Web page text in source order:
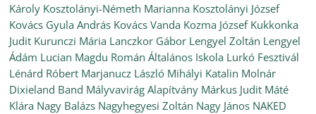
Károly Kosztolányi-Németh Marianna Kosztolányi József
Kovács Gyula András Kovács Vanda Kozma József Kukkonka
Judit Kurunczi Mária Lanczkor Gábor Lengyel Zoltán Lengyel
Ádám Lucian Magdu Román Általános Iskola Lurkó Fesztivál
Lénárd Róbert Marjanucz László Mihályi Katalin Molnár
Dixieland Band Mályvavirág Alapítvány Márkus Judit Máté
Klára Nagy Balázs Nagyhegyesi Zoltán Nagy János NAKED